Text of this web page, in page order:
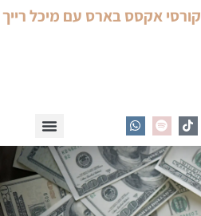
קורסי אקסס בארס עם מיכל רייך